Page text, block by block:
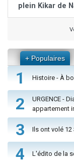
plein Kikar de
+ Populaires
1 Histoire - À
2
URGENCE -
appartement
3 Ils ont volé 12
4 L'édito de la